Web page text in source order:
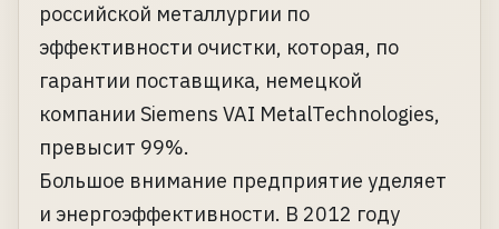
российской металлургии по
эффективности очистки, которая, по
гарантии поставщика, немецкой
компании Siemens VAI MetalTechnologies,
превысит 99%.
Большое внимание предприятие уделяет
и энергоэффективности. В 2012 году